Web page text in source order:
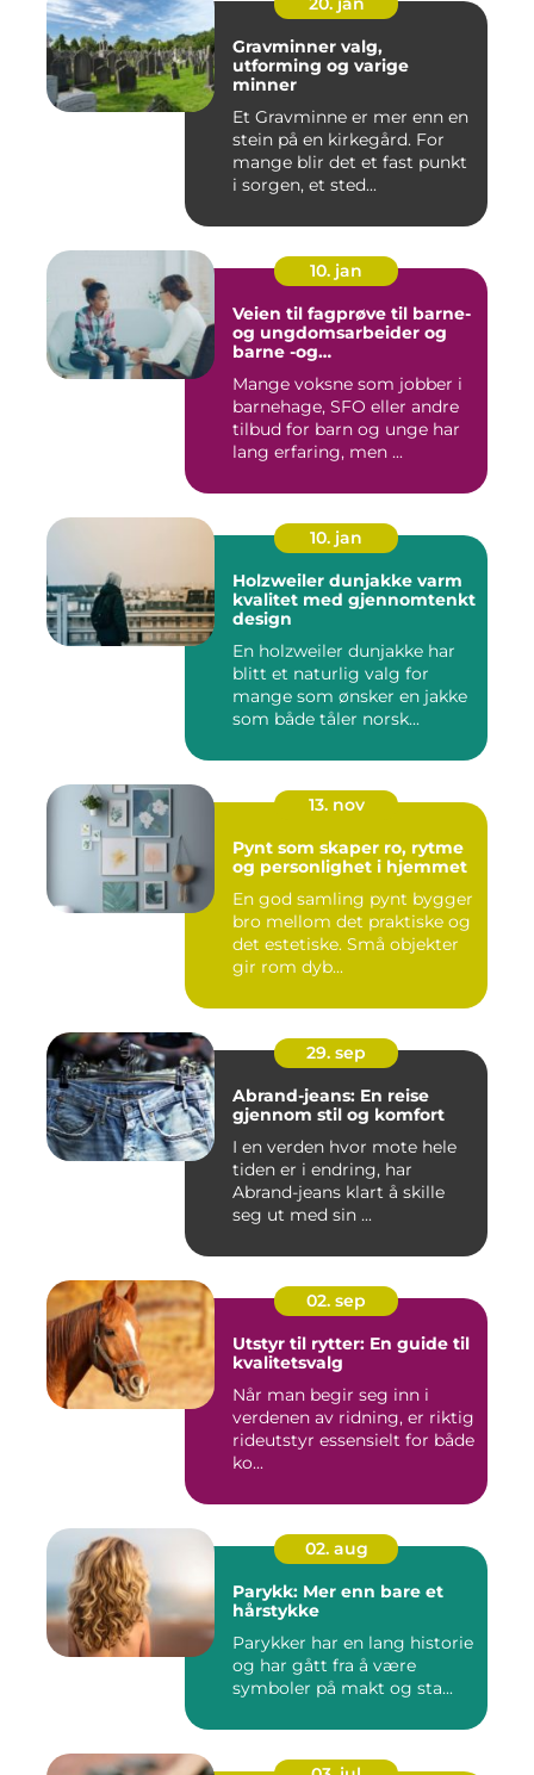
Gravminner valg,
utforming og varige
minner
Et Gravminne er mer enn en
stein på en kirkegård. For
mange blir det et fast punkt
i sorgen, et sted...
10. jan
Veien til fagprøve til barne-
og ungdomsarbeider og
barne -og
Mange voksne som jobber i
barnehage, SFO eller andre
tilbud for barn og unge har
lang erfaring, men ...
10. jan
Holzweiler dunjakke varm
kvalitet med gjennomtenkt
design
En holzweiler dunjakke har
blitt et naturlig valg for
mange som ønsker en jakke
som både tåler norsk...
13. nov
Pynt som skaper ro, rytme
og personlighet i hjemmet
En god samling pynt bygger
bro mellom det praktiske og
det estetiske. Små objekter
gir rom dyb...
29. sep
Abrand-jeans: En reise
gjennom stil og komfort
I en verden hvor mote hele
tiden er i endring, har
Abrand-jeans klart å skille
seg ut med sin ...
02. sep
Utstyr til rytter: En guide til
kvalitetsvalg
Når man begir seg inn i
verdenen av ridning, er riktig
rideutstyr essensielt for både
ko...
02. aug
Parykk: Mer enn bare et
hårstykke
Parykker har en lang historie
og har gått fra å være
symboler på makt og sta...